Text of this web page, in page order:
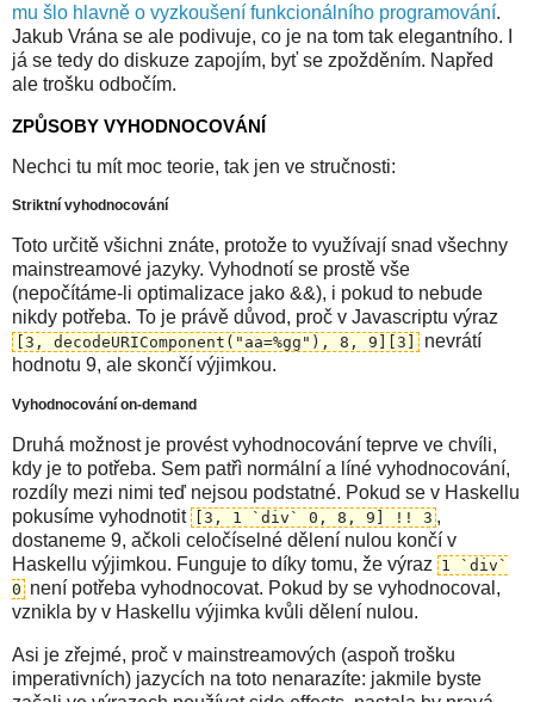
mu šlo hlavně o vyzkoušení funkcionálního programování.
Jakub Vrána se ale podivuje, co je na tom tak elegantního. I
já se tedy do diskuze zapojím, byť se zpožděním. Napřed
ale trošku odbočím.
ZPŮSOBY VYHODNOCOVÁNÍ
Nechci tu mít moc teorie, tak jen ve stručnosti:
Striktní vyhodnocování
Toto určitě všichni znáte, protože to využívají snad všechny
mainstreamové jazyky. Vyhodnotí se prostě vše
(nepočítáme-li optimalizace jako &&), i pokud to nebude
nikdy potřeba. To je právě důvod, proč v Javascriptu výraz
[3, decodeURIComponent("aa=%gg"), 8, 9][3]
nevrátí
hodnotu 9, ale skončí výjimkou.
Vyhodnocování on-demand
Druhá možnost je provést vyhodnocování teprve ve chvíli,
kdy je to potřeba. Sem patřì normální a líné vyhodnocování,
rozdíly mezi nimi teď nejsou podstatné. Pokud se v Haskellu
pokusíme vyhodnotit
[3, 1 `div` 0, 8, 9] !! 3 ,
dostaneme 9, ačkoli celočíselné dělení nulou končí v
Haskellu výjimkou. Funguje to díky tomu, že výraz 1 `div`
0 není potřeba vyhodnocovat. Pokud by se vyhodnocoval,
vznikla by v Haskellu výjimka kvůli dělení nulou.
Asi je zřejmé, proč v mainstreamových (aspoň trošku
imperativních) jazycích na toto nenarazíte: jakmile byste